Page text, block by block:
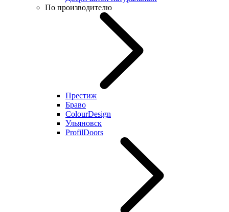
По производителю
Престиж
Браво
ColourDesign
Ульяновск
ProfilDoors